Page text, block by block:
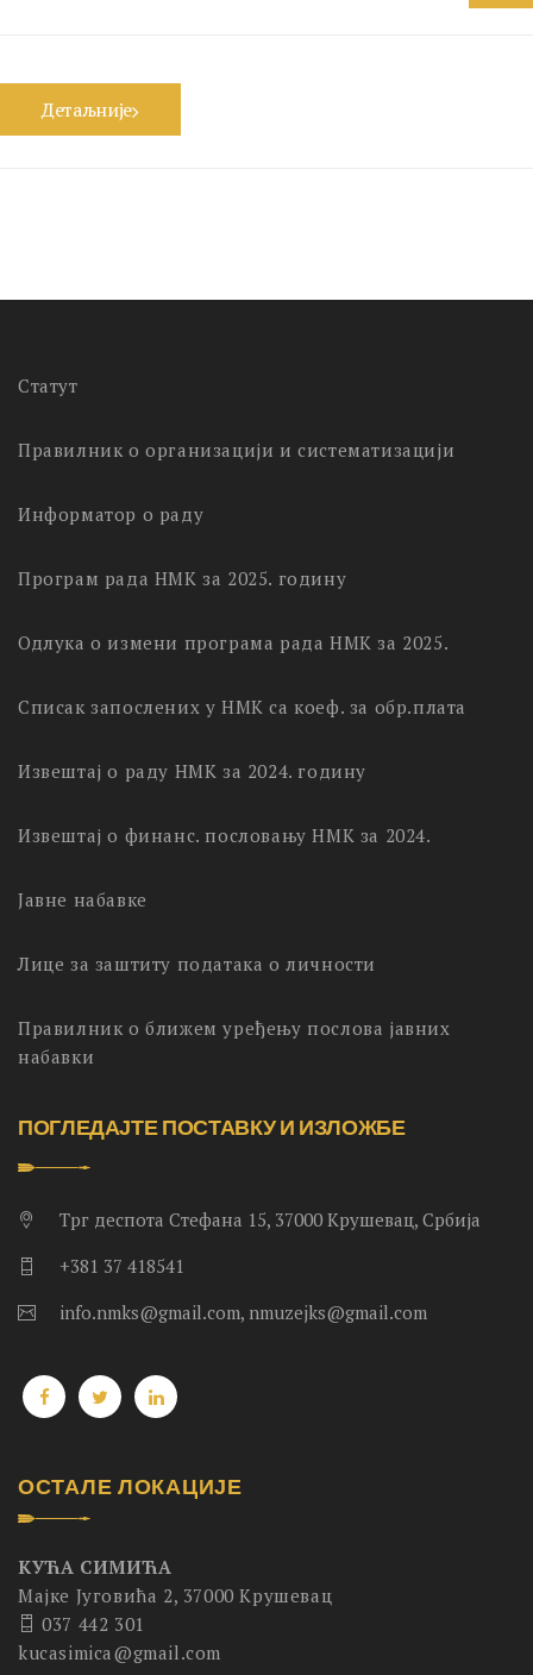
Детаљније
Статут
Правилник о организацији и систематизацији
Информатор о раду
Програм рада НМК за 2025. годину
Одлука о измени програма рада НМК за 2025.
Списак запослених у НМК са коеф. за обр.плата
Извештај о раду НМК за 2024. годину
Извештај о финанс. пословању НМК за 2024.
Јавне набавке
Лице за заштиту података о личности
Правилник о ближем уређењу послова јавних
набавки
ПОГЛЕДАЈТЕ ПОСТАВКУ И ИЗЛОЖБЕ
Трг деспота Стефана 15, 37000 Крушевац, Србија
+381 37 418541
info.nmks@gmail.com, nmuzejks@gmail.com
ОСТАЛЕ ЛОКАЦИЈЕ
КУЋА СИМИЋА
Мајке Југовића 2, 37000 Крушевац
037 442 301
kucasimica@gmail.com